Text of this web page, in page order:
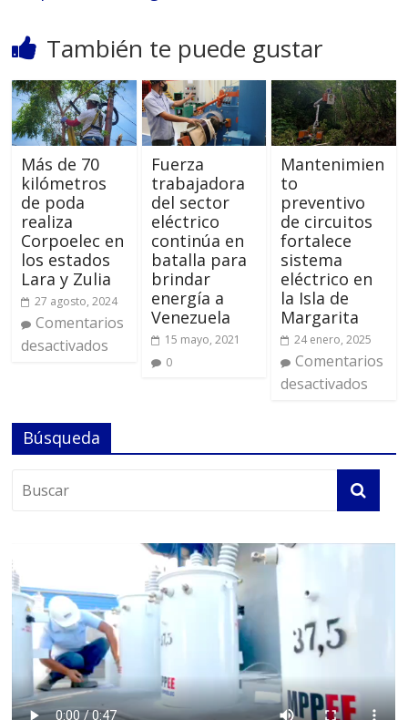
También te puede gustar
Más de 70
kilómetros
de poda
realiza
Corpoelec en
los estados
Lara y Zulia
27 agosto, 2024
Comentarios
desactivados
Fuerza
trabajadora
del sector
eléctrico
continúa en
batalla para
brindar
energía a
Venezuela
15 mayo, 2021
0
Mantenimien
to
preventivo
de circuitos
fortalece
sistema
eléctrico en
la Isla de
Margarita
24 enero, 2025
Comentarios
desactivados
Búsqueda